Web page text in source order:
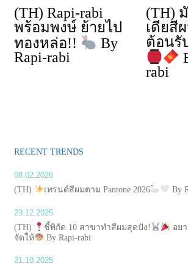
RECENT TRENDS
08.02.2026
(TH)
เทรนด์สีผมตาม Pantone 2026 By
23.12.2025
(TH)
ชี้พิกัด 10 สาขาทำสีผมสุดปัง!
อย
จัดให้
By Rapi-rabi
21.10.2025
(TH) Rapi-rabi
พร้อมพงษ์ ย้ายไป
ทองหล่อ!!
By
Rapi-rabi
(TH)
เดียสี
ต้อนรั
rabi